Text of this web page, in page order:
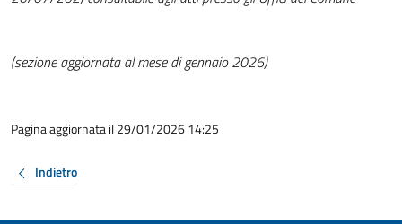
(sezione aggiornata al mese di gennaio 2026)
Pagina aggiornata il 29/01/2026 14:25
Indietro